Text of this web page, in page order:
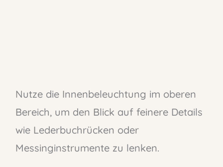
Nutze die Innenbeleuchtung im oberen
Bereich, um den Blick auf feinere Details
wie Lederbuchrücken oder
Messinginstrumente zu lenken.